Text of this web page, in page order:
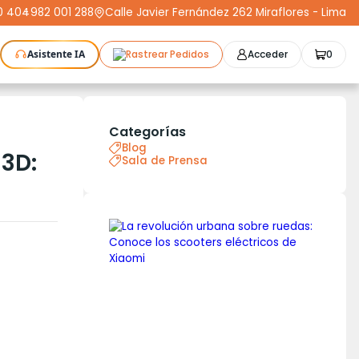
404
-982 001 288 Calle Javier Fernández 262 Miraflores - Lima
Asistente IA Rastrear Pedidos Acceder 0
Láser Plotters CNC Escáneres 3D
Moldeo
Categorías
Blog
Sala de Prensa